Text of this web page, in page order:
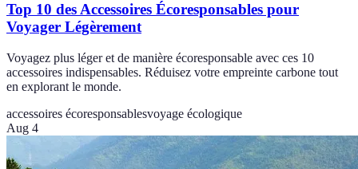
Top 10 des Accessoires Écoresponsables pour
Voyager Légèrement
Voyagez plus léger et de manière écoresponsable avec ces 10
accessoires indispensables. Réduisez votre empreinte carbone tout
en explorant le monde.
accessoires écoresponsablesvoyage écologique
Aug 4